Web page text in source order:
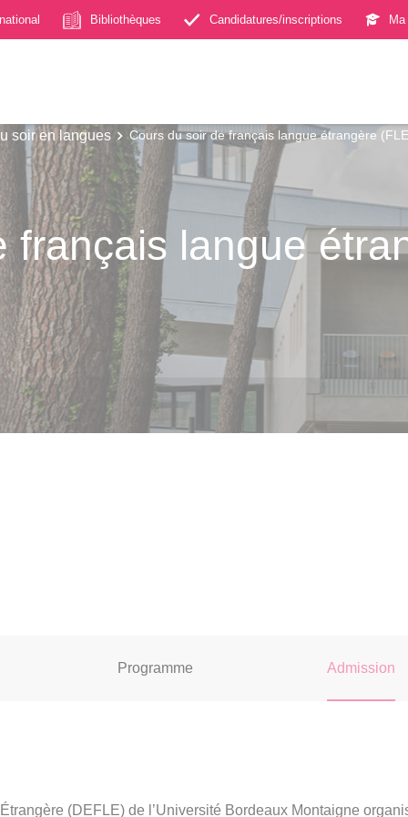
Bibliothèques Candidatures/inscriptions Ma
soir en langues Cours du soir de français langue étrangère
français langue
Programme Admission
(DEFLE) de l’Université Bordeaux Montaigne